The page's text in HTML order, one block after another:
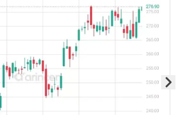
Skip to next slide page